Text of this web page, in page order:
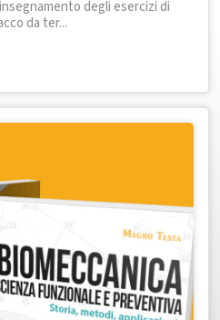
degli esercizi di
da ter...